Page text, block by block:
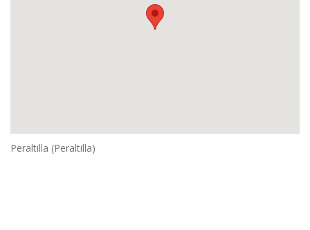
Peraltilla (Peraltilla)